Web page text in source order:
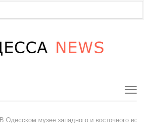
В Одесском музее западного и восточного